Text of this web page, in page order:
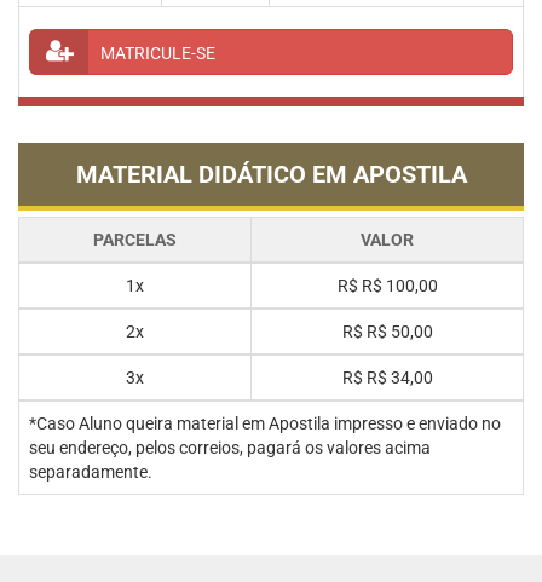
MATRICULE-SE
MATERIAL DIDÁTICO EM APOSTILA
PARCELAS VALOR
1x R$ R$ 100,00
2x R$ R$ 50,00
3x R$ R$ 34,00
*Caso Aluno queira material em Apostila impresso e enviado no
seu endereço, pelos correios, pagará os valores acima
separadamente.